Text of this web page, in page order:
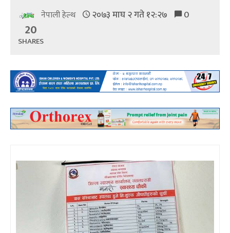
नेपाली हेल्थ २०७३ माघ २ गते १२:२७ 0
20
SHARES